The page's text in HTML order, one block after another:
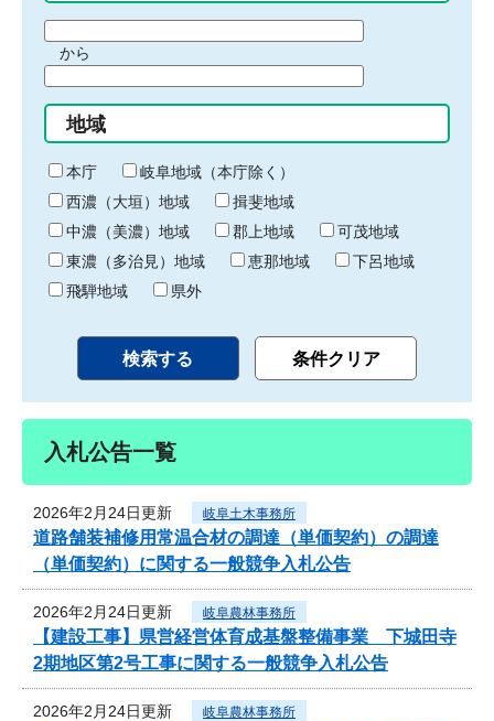
間
始
り
から
間
終
わ
り
地域
本庁
岐阜地域（本庁除く）
西濃（大垣）地域
揖斐地域
中濃（美濃）地域
郡上地域
可茂地域
東濃（多治見）地域
恵那地域
下呂地域
飛騨地域
県外
入札公告一覧
2026年2月24日更新 岐阜土木事務所
道路舗装補修用常温合材の調達（単価契約）の調達
（単価契約）に関する一般競争入札公告
2026年2月24日更新 岐阜農林事務所
【建設工事】県営経営体育成基盤整備事業 下城田寺
2期地区第2号工事に関する一般競争入札公告
2026年2月24日更新 岐阜農林事務所